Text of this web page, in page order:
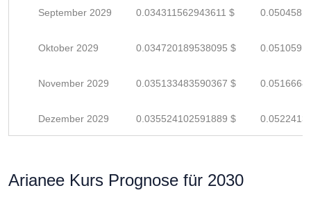
September 2029 0.034311562943611 $
Oktober 2029 0.034720189538095 $
November 2029 0.035133483590367 $
Dezember 2029 0.035524102591889 $
Arianee Kurs Prognose für 2030